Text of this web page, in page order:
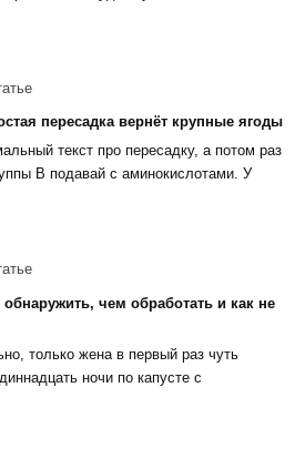
пересадка вернёт крупные ягоды
текст про пересадку, а потом раз
В подавай с аминокислотами. У
чем обработать и как не
только жена в первый раз чуть
ночи по капусте с